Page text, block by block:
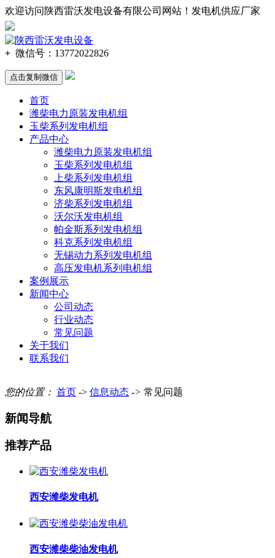
欢迎访问陕西雷沃发电设备有限公司网站！发电机供应厂家
+ 微信号： 13772022826
点击复制微信
首页
潍柴电力原装发电机组
玉柴系列发电机组
产品中心
潍柴电力原装发电机组
玉柴系列发电机组
上柴系列发电机组
东风康明斯发电机组
济柴系列发电机组
沃尔沃发电机组
帕金斯系列发电机组
科克系列发电机组
无锡动力系列发电机组
高压发电机系列电机组
案例展示
新闻中心
公司动态
行业动态
常见问题
关于我们
联系我们
您的位置： 首页 -> 信息动态 -> 常见问题
新闻导航
推荐产品
西安潍柴发电机
西安潍柴柴油发电机